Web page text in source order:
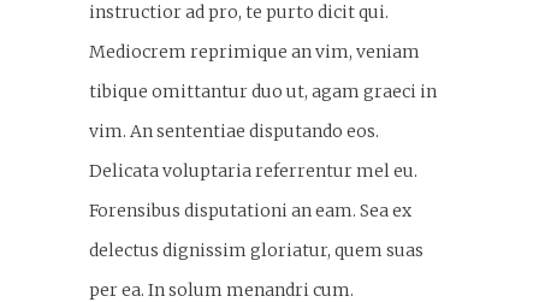
instructior ad pro, te purto dicit qui.
Mediocrem reprimique an vim, veniam
tibique omittantur duo ut, agam graeci in
vim. An sententiae disputando eos.
Delicata voluptaria referrentur mel eu.
Forensibus disputationi an eam. Sea ex
delectus dignissim gloriatur, quem suas
per ea. In solum menandri cum.